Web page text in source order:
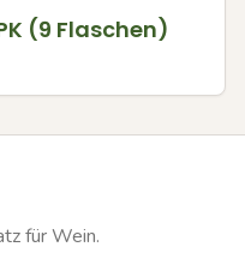
(9 Flaschen)
für Wein.